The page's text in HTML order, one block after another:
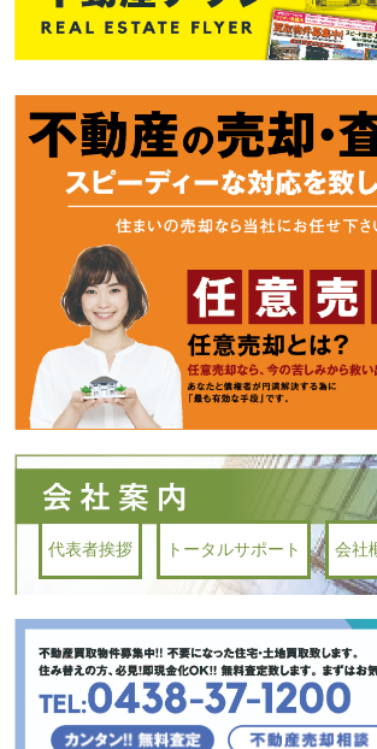
代表者挨拶 トータルサポート 会社